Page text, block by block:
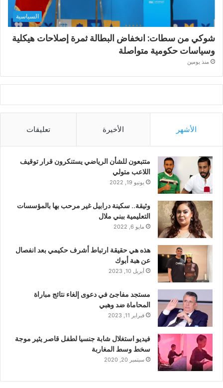
السياسية
شوكي من سطات: انخفاض البطالة ثمرة إصلاحات هيكلية
وسياسات حكومية متواصلة
منذ يومين
الأشهر الأخيرة تعليقات
متتبعون للشأن الرياضي يستنكرون قرار توقيف
اللاعب متولي
يونيو 19, 2022
وثيقة.. سكينة درابيل غير مرحب بها بالمؤسسات
التعليمية ببني ملال
مايو 6, 2022
هذه هي حقيقة ارتباط أشرف حكيمي بعد انفصال
عن هبة أبوك
أبريل 10, 2023
مستجد مفاجئ في دعوى إلغاء نتائج مباراة
المحاماة ضد وهبي
فبراير 11, 2023
فيديو استغلال شابة جنسيا لطفل قاصر يثير موجة
سخط وسط المغاربة
سبتمبر 20, 2020